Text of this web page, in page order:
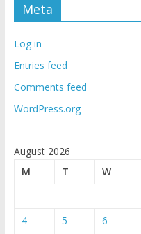
Meta
Log in
Entries feed
Comments feed
WordPress.org
August 2026
M
T W
4
5 6